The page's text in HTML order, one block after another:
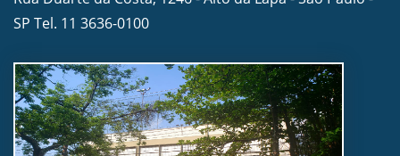
SP Tel. 11 3636-0100